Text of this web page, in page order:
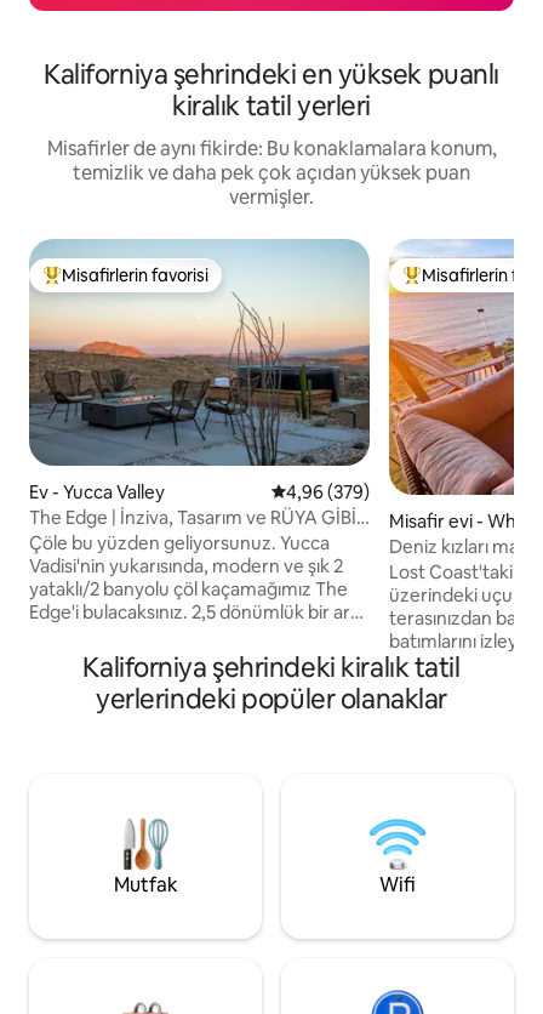
Kaliforniya şehrindeki en yüksek puanlı
kiralık tatil yerleri
Misafirler de aynı fikirde: Bu konaklamalara konum,
temizlik ve daha pek çok açıdan yüksek puan
vermişler.
Misafirlerin favorilerinden en beğenilenler arasında
Misafirlerin favorisi
Ev - Yucca Valley 5 üzerinden ortalama 4,96
4,96 (379)
The Edge | İnziva, Tasarım ve RÜYA GİBİ
MANZARALAR + Daha Fazlası
Çöle bu yüzden geliyorsunuz. Yucca
Vadisi'nin yukarısında, modern ve şık 2
yataklı/2 banyolu çöl kaçamağımız The
Edge'i bulacaksınız. 2,5 dönümlük bir arsa
kasabaya ve Joshua Tree Milli Parkı'na
sadece birkaç dakika mesafede. Yerel
turistik yerleri keşfedin, kendi arka
donanımlı mutfak ✔Spa ✔Bahçe
şöminesi ✔Hammocks ✔Barbekü ✔
Yüksek hızlı kablosuz internet bağlantısı.
Aşağıda daha fazlasını görün!
Misafirlerin
Misafirlerin
Misafir evi -
Deniz kızları
Güzel Evcil
Lost Coast'taki
üzerindeki
terasınızdan
batımlarını izleyin. Mermaids View,
aşağıdaki tüm
dalgaların kuş
kayalıkların tam
olmadığından,
özel bir ortam hissi
zamanda
yaşam alanı.
Kaliforniya şehrindeki kiralık tatil
yerlerindeki popüler olanaklar
Mutfak Wifi